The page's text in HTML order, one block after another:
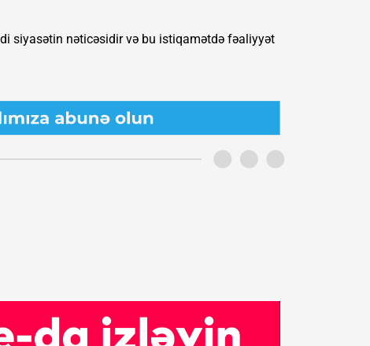
siyasətin nəticəsidir və bu istiqamətdə fəaliyyət